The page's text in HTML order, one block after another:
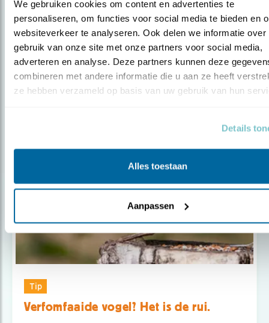
We gebruiken cookies om content en advertenties te
personaliseren, om functies voor social media te bieden en
websiteverkeer te analyseren. Ook delen we informatie over
gebruik van onze site met onze partners voor social media,
adverteren en analyse. Deze partners kunnen deze
combineren met andere informatie die u aan ze heeft
ze hebben verzameld op basis van uw gebruik van hun
Details
Alles toestaan
Aanpassen
Tip
Zie de voorjaarsvogels vliegen
Tip
Verfomfaaide vogel? Het is de rui.